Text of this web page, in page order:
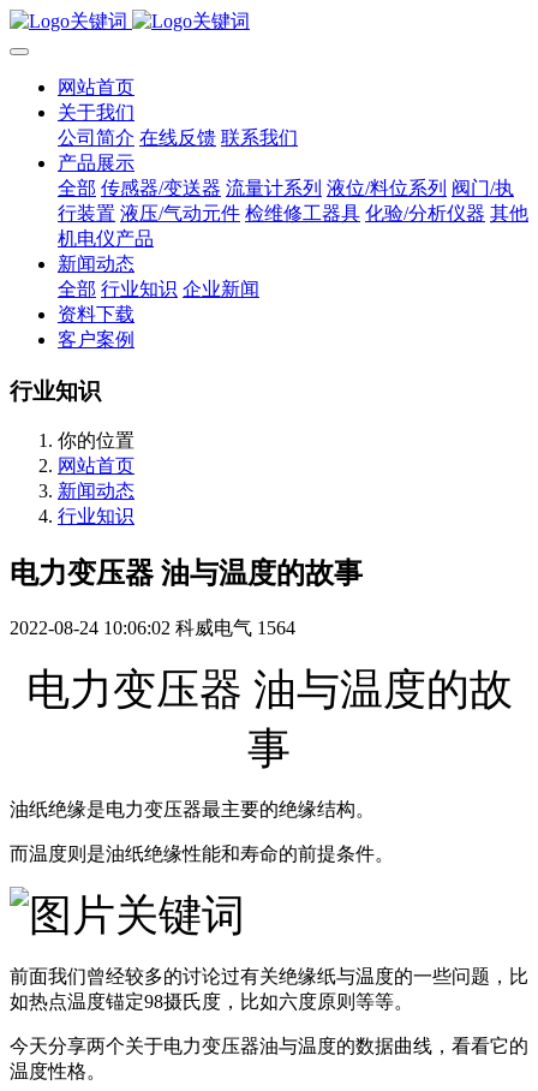
网站首页
关于我们
公司简介 在线反馈 联系我们
产品展示
全部 传感器/变送器 流量计系列 液位/料位系列 阀门/执
行装置 液压/气动元件 检维修工器具 化验/分析仪器 其他
机电仪产品
新闻动态
全部 行业知识 企业新闻
资料下载
客户案例
行业知识
你的位置
网站首页
新闻动态
行业知识
电力变压器 油与温度的故事
2022-08-24 10:06:02 科威电气 1564
电力变压器 油与温度的故
事
油纸绝缘是电力变压器最主要的绝缘结构。
而温度则是油纸绝缘性能和寿命的前提条件。
前面我们曾经较多的讨论过有关绝缘纸与温度的一些问题，比
如热点温度锚定98摄氏度，比如六度原则等等。
今天分享两个关于电力变压器油与温度的数据曲线，看看它的
温度性格。